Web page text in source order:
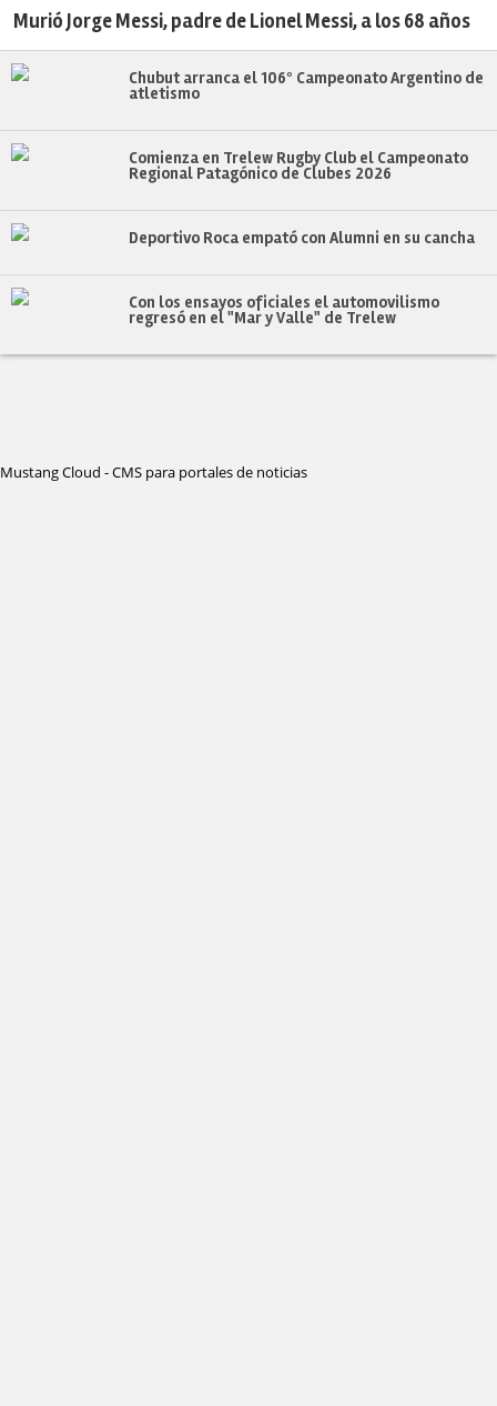
Murió Jorge Messi, padre de Lionel Messi, a los 68 años
Chubut arranca el 106º Campeonato Argentino de
atletismo
Comienza en Trelew Rugby Club el Campeonato
Regional Patagónico de Clubes 2026
Deportivo Roca empató con Alumni en su cancha
Con los ensayos oficiales el automovilismo
regresó en el "Mar y Valle" de Trelew
Mustang Cloud - CMS para portales de noticias